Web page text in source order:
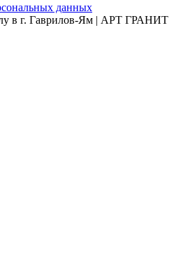
данных
в г. Гаврилов-Ям | АРТ ГРАНИТ